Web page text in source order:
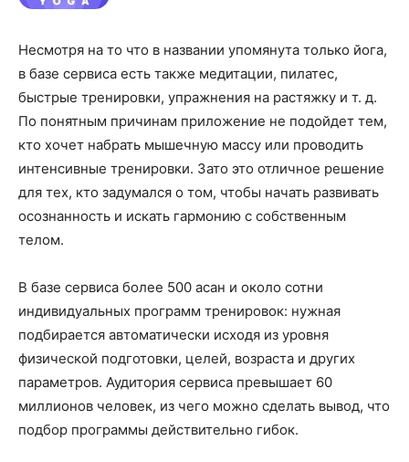
Несмотря на то что в названии упомянута только йога,
в базе сервиса есть также медитации, пилатес,
быстрые тренировки, упражнения на растяжку и т. д.
По понятным причинам приложение не подойдет тем,
кто хочет набрать мышечную массу или проводить
интенсивные тренировки. Зато это отличное решение
для тех, кто задумался о том, чтобы начать развивать
осознанность и искать гармонию с собственным
телом.
В базе сервиса более 500 асан и около сотни
индивидуальных программ тренировок: нужная
подбирается автоматически исходя из уровня
физической подготовки, целей, возраста и других
параметров. Аудитория сервиса превышает 60
миллионов человек, из чего можно сделать вывод, что
подбор программы действительно гибок.